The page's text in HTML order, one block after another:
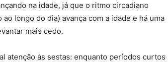
na idade, já que o ritmo circadiano
longo do dia) avança com a idade e há uma
mais cedo.
atenção às sestas: enquanto períodos curtos